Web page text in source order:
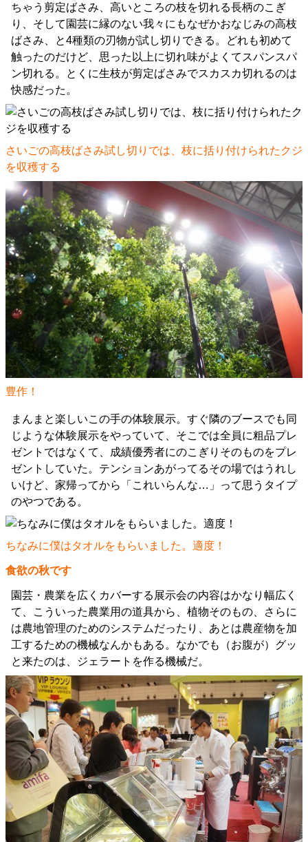
ちゃう剪定ばさみ、高いところの枝を切れる長柄のこぎ
り、そして園芸に縁のない我々にもなぜかおなじみの高枝
ばさみ、と4種類の刃物が試し切りできる。どれも初めて
触ったのだけど、思った以上に切れ味がよくてスパンスパ
ン切れる。とくに生枝が剪定ばさみでスカスカ切れるのは
快感だった。
さいごの高枝ばさみ試し切りでは、枝に括り付けられたクジ
を収穫する
豊作！
まんまと楽しいこの手の体験展示。すぐ隣のブースでも同
じような体験展示をやっていて、そこでは全員に粗品プレ
ゼントではなくて、成績優秀者にのこぎりそのものをプレ
ゼントしていた。テンションあがってるその場ではうれし
いけど、家帰ってから「これいらんな…」って思うタイプ
のやつである。
ちなみに僕はタオルをもらいました。適度！
食欲の秋です
園芸・農業を広くカバーする展示会の内容はかなり幅広く
て、こういった農業用の道具から、植物そのもの、さらに
は農地管理のためのシステムだったり、あとは農産物を加
工するための機械なんかもある。なかでも（お腹が）グッ
と来たのは、ジェラートを作る機械だ。